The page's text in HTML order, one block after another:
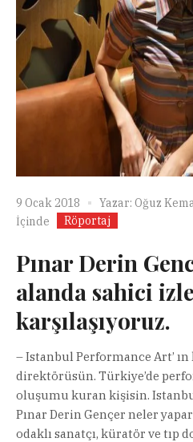
9 Ocak 2018 Yazar: Oğuz
İçinde
Röportaj
Pınar Derin
alanda sahici
karşılaşıyoruz.
– Istanbul Performance Art’
direktörüsün. Türkiye’de
oluşumu kuran kişisin.
Pınar Derin Gençer neler
odaklı sanatçı, küratör ve tıp